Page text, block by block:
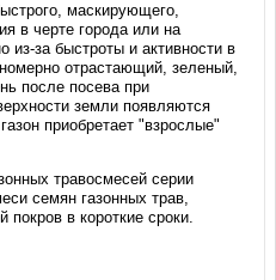
маскирующего,
в черте города или на
из-за быстроты и активности в
отрастающий, зеленый,
после посева при
земли появляются
приобретает "взрослые"
травосмесей серии
семян газонных трав,
в короткие сроки.